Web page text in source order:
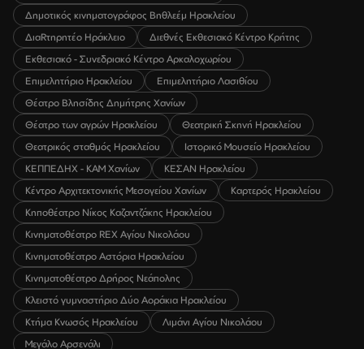
Δημοτικός κινηματογράφος Βηθλεέμ Ηρακλείου
ΔιαRτηρητέο Ηράκλειο
Διεθνές Εκθεσιακό Κέντρο Κρήτης
Εκθεσιακό - Συνεδριακό Κέντρο Αρκαλοχωρίου
Επιμελητήριο Ηρακλείου
Επιμελητήριο Λασιθίου
Θέατρο Βλησίδης Δημήτρης Χανίων
Θέατρο των αγρών Ηρακλείου
Θεατρική Σκηνή Ηρακλείου
Θεατρικός σταθμός Ηρακλείου
Ιστορικό Μουσείο Ηρακλείου
ΚΕΠΠΕΔΗΧ - ΚΑΜ Χανίων
ΚΕΣΑΝ Ηρακλείου
Κέντρο Αρχιτεκτονικής Μεσογείου Χανίων
Καρτερός Ηρακλείου
Κηποθέατρο Νίκος Καζαντζάκης Ηρακλείου
Κινηματοθέατρο REX Αγίου Νικολάου
Κινηματοθέατρο Αστόρια Ηρακλείου
Κινηματοθέατρο Δρήρος Νεάπολης
Κλειστό γυμναστήριο Δύο Αοράκια Ηρακλείου
Κτήμα Κνωσός Ηρακλείου
Λιμάνι Αγίου Νικολάου
Μεγάλο Αρσενάλι